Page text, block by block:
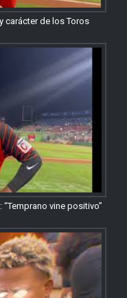
carácter de los Toros
vine positivo”